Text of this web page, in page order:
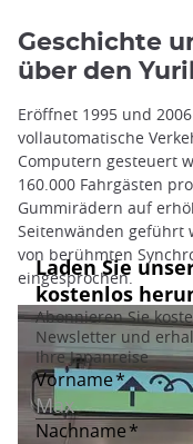
Geschichte
über den
Eröffnet 1995 und
vollautomatische
Computern gesteuert
160.000 Fahrgästen
Gummirädern auf
Seitenwänden geführt
von berühmten
eingesprochen.